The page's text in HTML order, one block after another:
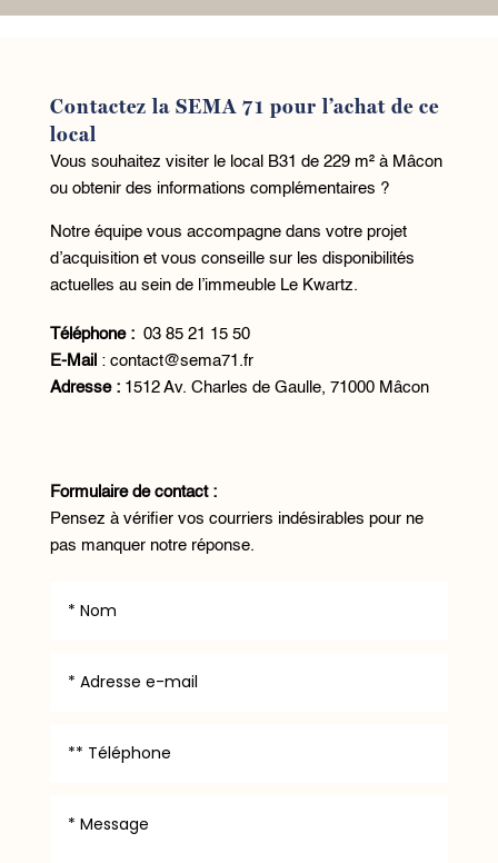
Contactez la SEMA 71 pour l’achat de ce
local
Vous souhaitez visiter le local B31 de 229 m² à Mâcon
ou obtenir des informations complémentaires ?
Notre équipe vous accompagne dans votre projet
d’acquisition et vous conseille sur les disponibilités
actuelles au sein de l’immeuble Le Kwartz.
Téléphone : 03 85 21 15 50
E-Mail : contact@sema71.fr
Adresse : 1512 Av. Charles de Gaulle, 71000 Mâcon
Formulaire de contact :
Pensez à vérifier vos courriers indésirables pour ne
pas manquer notre réponse.